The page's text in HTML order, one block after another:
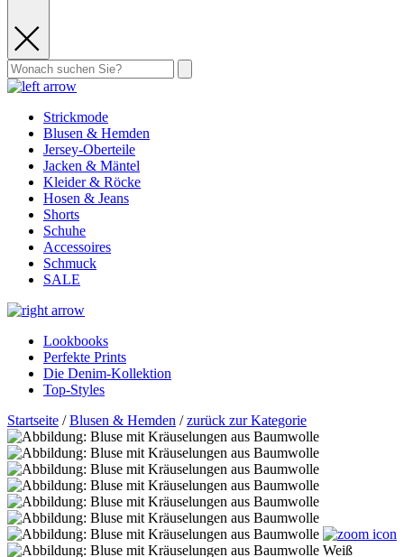
Strickmode
Blusen & Hemden
Jersey-Oberteile
Jacken & Mäntel
Kleider & Röcke
Hosen & Jeans
Shorts
Schuhe
Accessoires
Schmuck
SALE
Lookbooks
Perfekte Prints
Die Denim-Kollektion
Top-Styles
Startseite /Blusen & Hemden /zurück zur Kategorie